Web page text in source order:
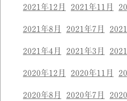
2021年12月 2021年11月
2021年8月 2021年7月
2021年4月 2021年3月
2020年12月 2020年11月
2020年8月 2020年7月